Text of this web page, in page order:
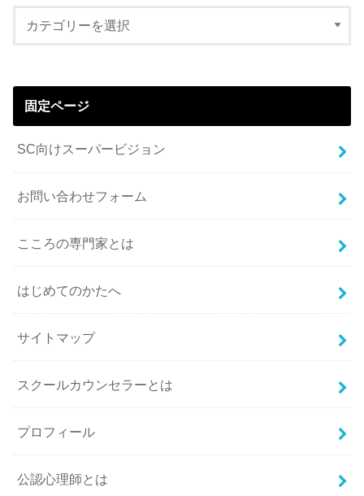
固定ページ
SC向けスーパービジョン
お問い合わせフォーム
こころの専門家とは
はじめてのかたへ
サイトマップ
スクールカウンセラーとは
プロフィール
公認心理師とは